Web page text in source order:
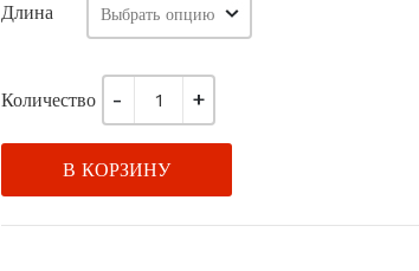
Длина
Количество
В КОРЗИНУ